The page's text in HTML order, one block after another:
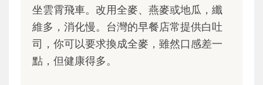
坐雲霄飛車。改用全麥、燕麥或地瓜，纖
維多，消化慢。台灣的早餐店常提供白吐
司，你可以要求換成全麥，雖然口感差一
點，但健康得多。